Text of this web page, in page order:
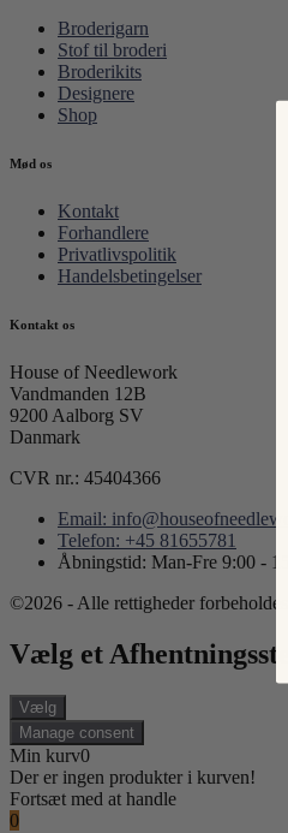
Broderigarn
Stof til broderi
Broderikits
Designere
Shop
Mød os
Kontakt
Forhandlere
Privatlivspolitik
Handelsbetingelser
Kontakt os
House of Needlework
Vandmanden 12B
9200 Aalborg SV
Danmark
CVR nr.: 45404366
Email:
Telefon: +45 81655781
Åbningstid: Man-Fre 9:00 -
©2026 - Alle rettigheder forbeholdes.
Vælg et
Vælg
Manage consent
Min kurv0
Der er ingen produkter i kurven!
Fortsæt med at handle
0